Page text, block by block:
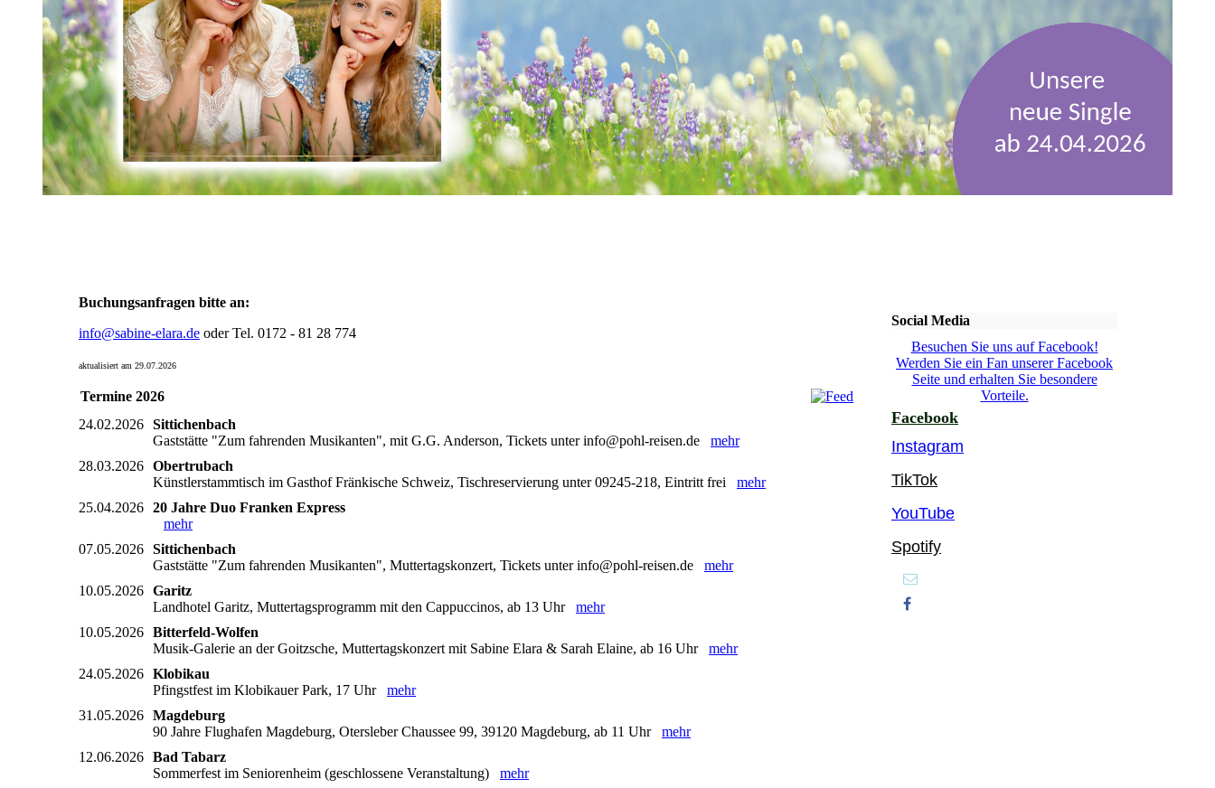
Buchungsanfragen bitte an:
info@sabine-elara.de oder Tel. 0172 - 81 28 774
aktualisiert am 29.07.2026
Termine 2026
24.02.2026 Sittichenbach
Gaststätte "Zum fahrenden Musikanten", mit G.G. Anderson, Tickets unter info@pohl-reisen.de mehr
28.03.2026 Obertrubach
Künstlerstammtisch im Gasthof Fränkische Schweiz, Tischreservierung unter 09245-218, Eintritt frei mehr
25.04.2026 20 Jahre Duo Franken Express
mehr
07.05.2026 Sittichenbach
Gaststätte "Zum fahrenden Musikanten", Muttertagskonzert, Tickets unter info@pohl-reisen.de mehr
10.05.2026 Garitz
Landhotel Garitz, Muttertagsprogramm mit den Cappuccinos, ab 13 Uhr mehr
10.05.2026 Bitterfeld-Wolfen
Musik-Galerie an der Goitzsche, Muttertagskonzert mit Sabine Elara & Sarah Elaine, ab 16 Uhr mehr
24.05.2026 Klobikau
Pfingstfest im Klobikauer Park, 17 Uhr mehr
31.05.2026 Magdeburg
90 Jahre Flughafen Magdeburg, Otersleber Chaussee 99, 39120 Magdeburg, ab 11 Uhr mehr
12.06.2026 Bad Tabarz
Sommerfest im Seniorenheim (geschlossene Veranstaltung) mehr
Social Media
Besuchen Sie uns auf Facebook!
Werden Sie ein Fan unserer Facebook
Seite und erhalten Sie besondere
Vorteile.
Facebook
Instagram
TikTok
YouTube
Spotify